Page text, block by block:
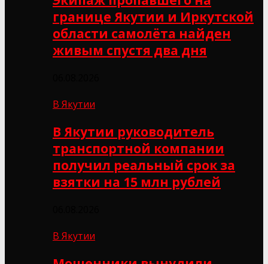
границе Якутии и Иркутской
области самолёта найден
живым спустя два дня
В Якутии
В Якутии руководитель
транспортной компании
получил реальный срок за
взятки на 15 млн рублей
В Якутии